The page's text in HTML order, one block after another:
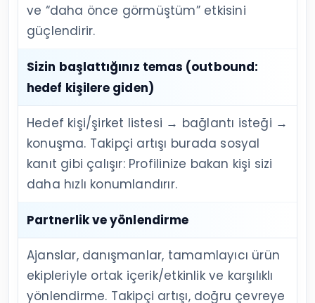
ve “daha önce görmüştüm” etkisini
güçlendirir.
Sizin başlattığınız temas (outbound:
hedef kişilere giden)
Hedef kişi/şirket listesi → bağlantı isteği →
konuşma. Takipçi artışı burada sosyal
kanıt gibi çalışır: Profilinize bakan kişi sizi
daha hızlı konumlandırır.
Partnerlik ve yönlendirme
Ajanslar, danışmanlar, tamamlayıcı ürün
ekipleriyle ortak içerik/etkinlik ve karşılıklı
yönlendirme. Takipçi artışı, doğru çevreye